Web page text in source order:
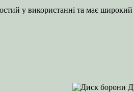
у використанні та має